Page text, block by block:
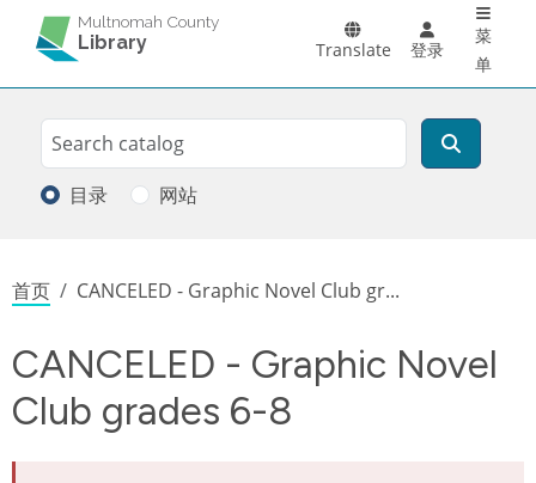
跳转到主要内容Multnomah County
Library Translate 登录
菜
单
Search
搜索
目录 网站
面包屑
首页 CANCELED - Graphic Novel Club gr...
CANCELED - Graphic Novel
Club grades 6-8